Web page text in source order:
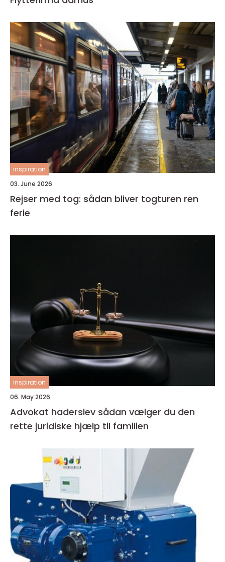
inspiration
03. June 2026
Rejser med tog: sådan bliver togturen ren
ferie
inspiration
06. May 2026
Advokat haderslev sådan vælger du den
rette juridiske hjælp til familien